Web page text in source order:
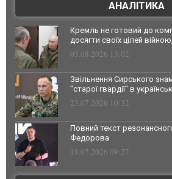
АНАЛІТИКА
Кремль не готовий до
досягти своїх цілей
03.08.2026 13:02
Звільнення Сирського
"старої гвардії" в
23.07.2026 10:32
Повний текст
Федорова
18.07.2026 09:27